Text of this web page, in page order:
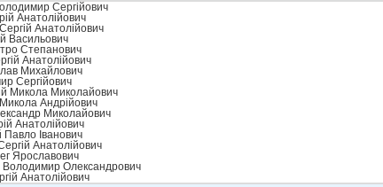
Сергійович
Анатолійович
Анатолійович
Васильович
Степанович
Анатолійович
Михайлович
Сергійович
Микола Миколайович
Андрійович
Миколайович
Анатолійович
Павло Іванович
Анатолійович
Ярославович
Володимир Олександрович
Анатолійович